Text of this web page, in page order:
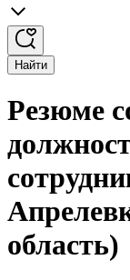
Найти
Резюме
область)